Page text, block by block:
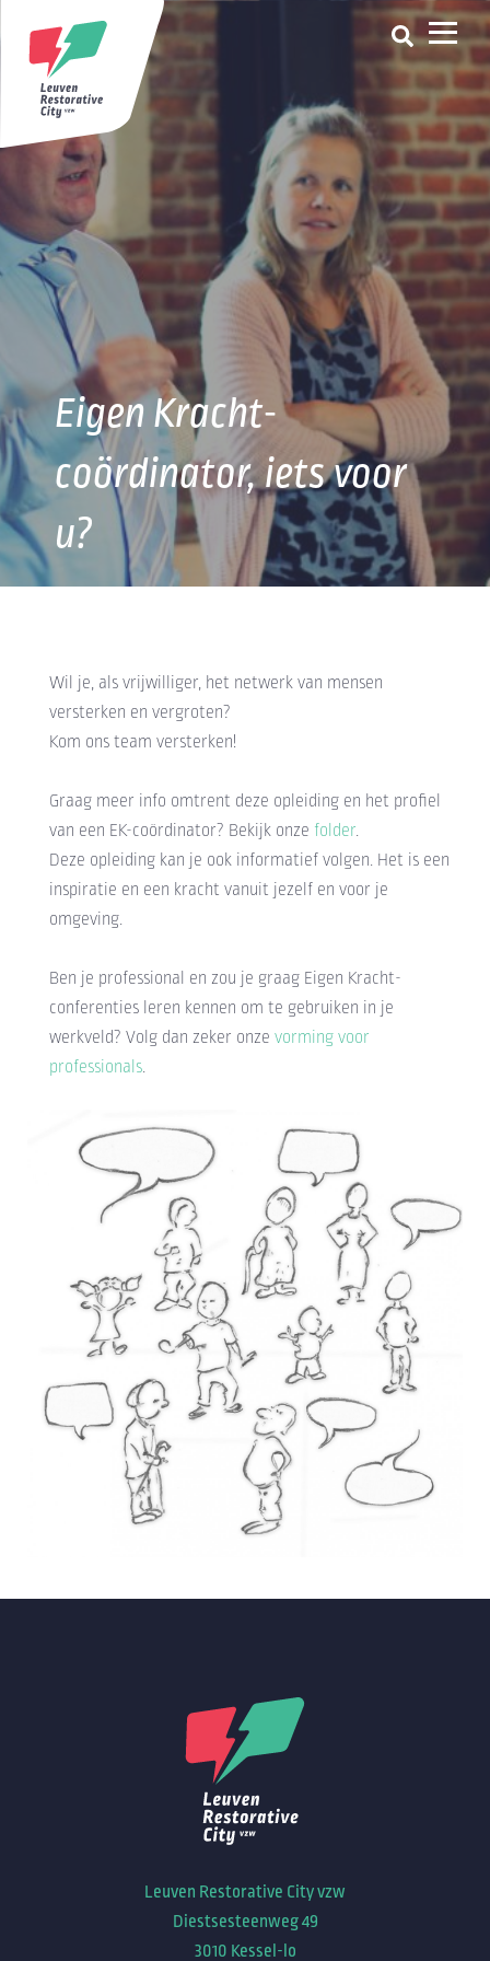
Eigen Kracht-
coördinator, iets voor
u?
Wil je, als vrijwilliger, het netwerk van mensen
versterken en vergroten?
Kom ons team versterken!
Graag meer info omtrent deze opleiding en het profiel
van een EK-coördinator? Bekijk onze folder.
Deze opleiding kan je ook informatief volgen. Het is een
inspiratie en een kracht vanuit jezelf en voor je
omgeving.
Ben je professional en zou je graag Eigen Kracht-
conferenties leren kennen om te gebruiken in je
werkveld? Volg dan zeker onze vorming voor
professionals.
Leuven Restorative City vzw
Diestsesteenweg 49
3010 Kessel-lo